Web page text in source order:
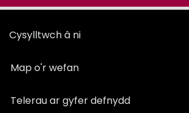
Cysylltwch â ni
Map o'r wefan
Telerau ar gyfer defnydd